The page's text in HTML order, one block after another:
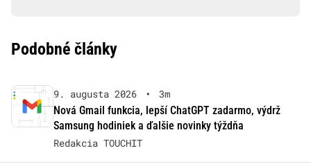
Podobné články
9. augusta 2026 •
3m
Nová Gmail funkcia, lepší ChatGPT zadarmo, výdrž
Samsung hodiniek a ďalšie novinky týždňa
Redakcia TOUCHIT